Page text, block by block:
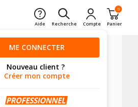
Aide Recherche Compte
0
Panier
ME CONNECTER
Nouveau client ?
Créer mon compte